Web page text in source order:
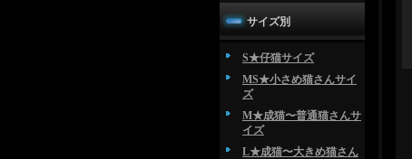
サイズ別
S★仔猫サイズ
MS★小さめ猫さんサイ
ズ
M★成猫〜普通猫さんサ
イズ
L★成猫〜大きめ猫さん